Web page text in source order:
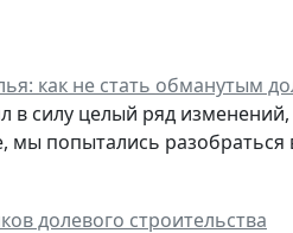
как не стать обманутым
в силу целый ряд
мы попытались разобраться